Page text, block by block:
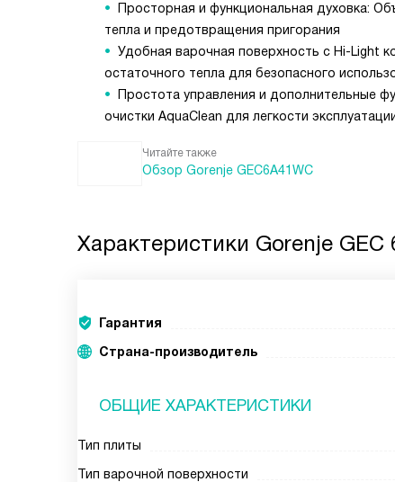
Просторная и функциональная духовка:
тепла и предотвращения пригорания
Удобная варочная поверхность с Hi-Light
остаточного тепла для безопасного
Простота управления и дополнительные
очистки AquaClean для легкости
Читайте также
Обзор Gorenje GEC6A41WC
Характеристики Gorenje GEC
Гарантия
Страна-производитель
ОБЩИЕ ХАРАКТЕРИСТИКИ
Тип плиты
Тип варочной поверхности